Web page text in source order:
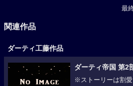
最
関連作品
ダーティ工藤作品
ダーティ帝国 第2
※ストーリーは割愛